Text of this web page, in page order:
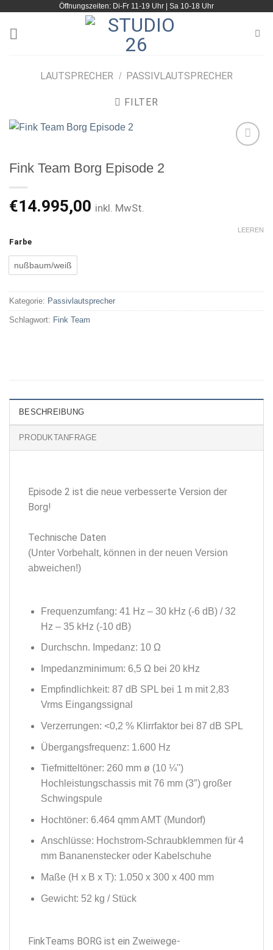
springen
Öffnungszeiten: Di-Fr 11-19 Uhr | Sa 10-18 Uhr
LAUTSPRECHER / PASSIVLAUTSPRECHER
FILTER
Fink Team Borg Episode 2
€14.995,00 inkl. MwSt.
Farbe
nußbaum/weiß
LEEREN
Kategorie: Passivlautsprecher
Schlagwort: Fink Team
BESCHREIBUNG
PRODUKTANFRAGE
Episode 2 ist die neue verbesserte Version der
Borg!
Technische Daten
(Unter Vorbehalt, können in der neuen Version
abweichen!)
Frequenzumfang: 41 Hz – 30 kHz (-6 dB) / 32
Hz – 35 kHz (-10 dB)
Durchschn. Impedanz: 10 Ω
Impedanzminimum: 6,5 Ω bei 20 kHz
Empfindlichkeit: 87 dB SPL bei 1 m mit 2,83
Vrms Eingangssignal
Verzerrungen: <0,2 % Klirrfaktor bei 87 dB SPL
Übergangsfrequenz: 1.600 Hz
Tiefmitteltöner: 260 mm ø (10 ¼'')
Hochleistungschassis mit 76 mm (3″) großer
Schwingspule
Hochtöner: 6.464 qmm AMT (Mundorf)
Anschlüsse: Hochstrom-Schraubklemmen für 4
mm Bananenstecker oder Kabelschuhe
Maße (H x B x T): 1.050 x 300 x 400 mm
Gewicht: 52 kg / Stück
FinkTeams BORG ist ein Zweiwege-